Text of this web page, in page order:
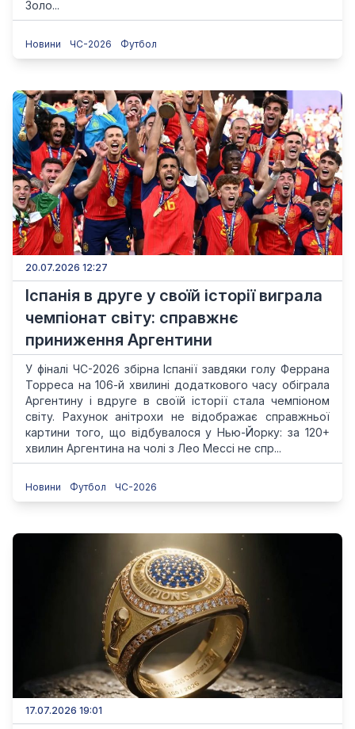
Золо...
Новини ЧС-2026 Футбол
20.07.2026 12:27
Іспанія в друге у своїй історії виграла
чемпіонат світу: справжнє
приниження Аргентини
У фіналі ЧС-2026 збірна Іспанії завдяки голу Феррана
Торреса на 106-й хвилині додаткового часу обіграла
Аргентину і вдруге в своїй історії стала чемпіоном
світу. Рахунок анітрохи не відображає справжньої
картини того, що відбувалося у Нью-Йорку: за 120+
хвилин Аргентина на чолі з Лео Мессі не спр...
Новини Футбол ЧС-2026
17.07.2026 19:01